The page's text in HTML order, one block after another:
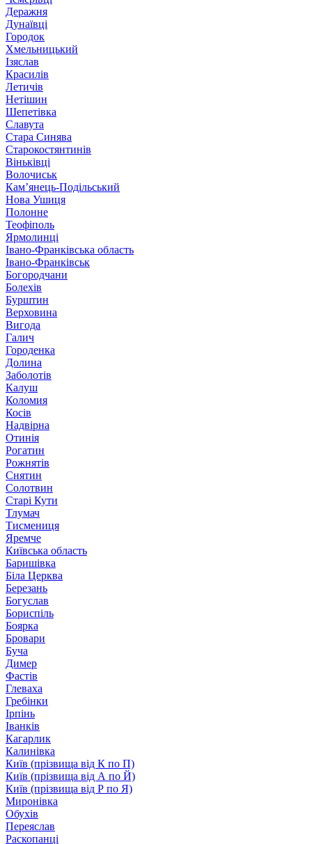
Деражня
Дунаївці
Городок
Хмельницький
Ізяслав
Красилів
Летичів
Нетішин
Шепетівка
Славута
Стара Синява
Старокостянтинів
Віньківці
Волочиськ
Кам’янець-Подільський
Нова Ушиця
Полонне
Теофіполь
Ярмолинці
Івано-Франківська область
Івано-Франківськ
Богородчани
Болехів
Бурштин
Верховина
Вигода
Галич
Городенка
Долина
Заболотів
Калуш
Коломия
Косів
Надвірна
Отинія
Рогатин
Рожнятів
Снятин
Солотвин
Старі Кути
Тлумач
Тисмениця
Яремче
Київська область
Баришівка
Біла Церква
Березань
Богуслав
Бориспіль
Боярка
Бровари
Буча
Димер
Фастів
Глеваха
Гребінки
Ірпінь
Іванків
Кагарлик
Калинівка
Київ (прізвища від К по П)
Київ (прізвища від А по Й)
Київ (прізвища від Р по Я)
Миронівка
Обухів
Переяслав
Раскопанці